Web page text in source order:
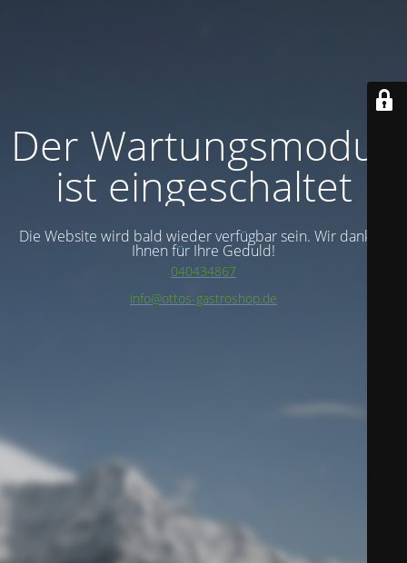
Der Wartungsmodus
ist eingeschaltet
Die Website wird bald wieder verfügbar sein. Wir danken
Ihnen für Ihre Geduld!
040434867
info@ottos-gastroshop.de